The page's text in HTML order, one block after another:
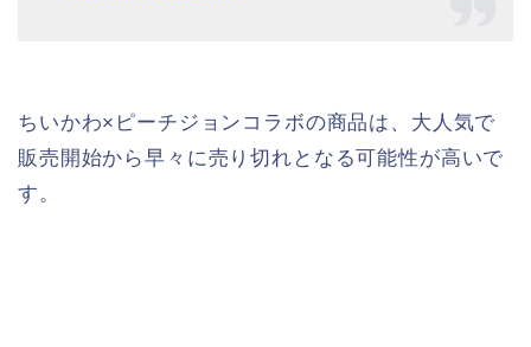
ちいかわ×ピーチジョンコラボの商品は、大人気で
販売開始から早々に売り切れとなる可能性が高いで
す。